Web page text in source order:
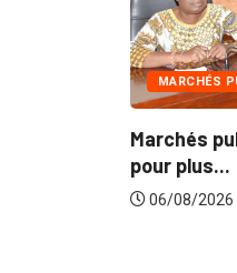
en croisade